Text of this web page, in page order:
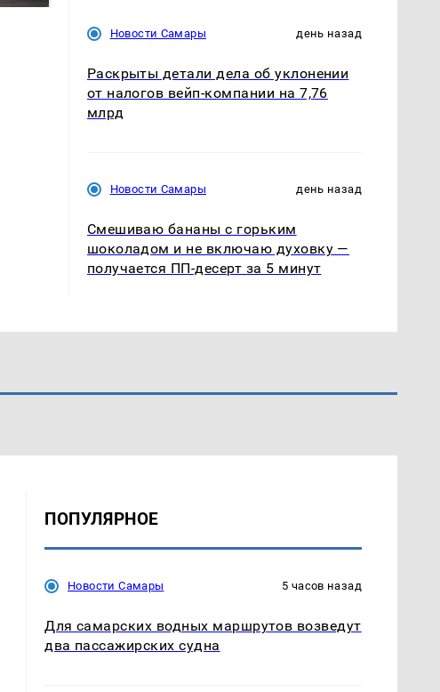
Новости Самары день назад
Раскрыты детали дела об уклонении
от налогов вейп-компании на 7,76
млрд
Новости Самары день назад
Смешиваю бананы с горьким
шоколадом и не включаю духовку —
получается ПП-десерт за 5 минут
ПОПУЛЯРНОЕ
Новости Самары 5 часов назад
Для самарских водных маршрутов возведут
два пассажирских судна